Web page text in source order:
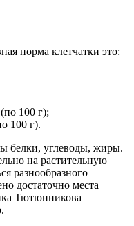
норма клетчатки это:
100 г);
100 г).
белки, углеводы, жиры.
на растительную
разнообразного
достаточно места
Тютюнникова